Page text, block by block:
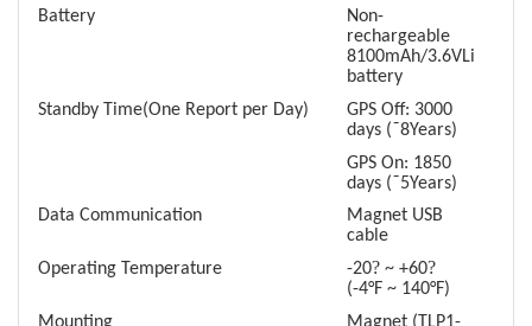
Battery
Non-
rechargeable
8100mAh/3.6VLi
battery
Standby Time(One Report per Day)
GPS Off: 3000
days (˜8Years)
GPS On: 1850
days (˜5Years)
Data Communication
Magnet USB
cable
Operating Temperature
-20? ~ +60?
(-4°F ~ 140°F)